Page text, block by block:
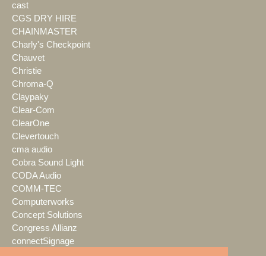
cast
CGS DRY HIRE
CHAINMASTER
Charly's Checkpoint
Chauvet
Christie
Chroma-Q
Claypaky
Clear-Com
ClearOne
Clevertouch
cma audio
Cobra Sound Light
CODA Audio
COMM-TEC
Computerworks
Concept Solutions
Congress Allianz
connectSignage